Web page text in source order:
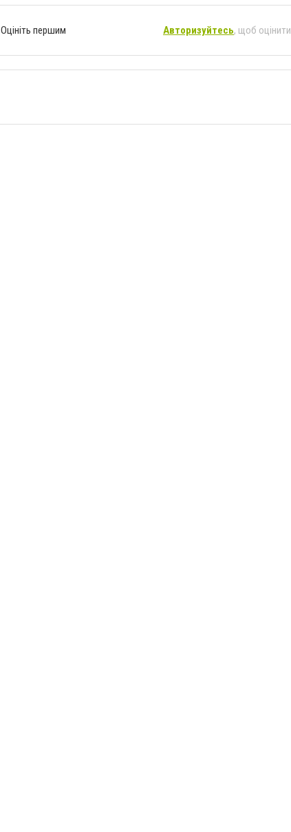
Оцініть першим Авторизуйтесь, щоб оцінити